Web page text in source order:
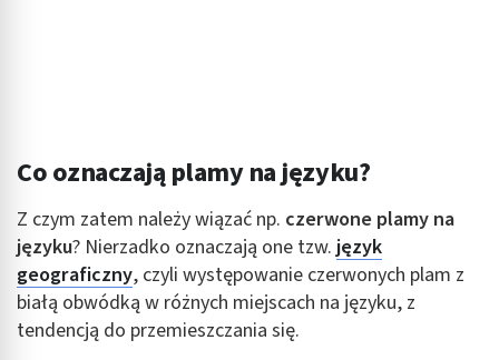
Co oznaczają plamy na języku?
Z czym zatem należy wiązać np. czerwone plamy na
języku? Nierzadko oznaczają one tzw. język
geograficzny, czyli występowanie czerwonych plam z
białą obwódką w różnych miejscach na języku, z
tendencją do przemieszczania się.